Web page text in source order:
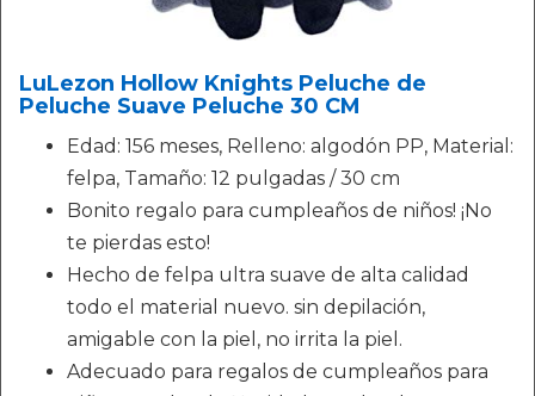
LuLezon Hollow Knights Peluche de
Peluche Suave Peluche 30 CM
Edad: 156 meses, Relleno: algodón PP, Material:
felpa, Tamaño: 12 pulgadas / 30 cm
Bonito regalo para cumpleaños de niños! ¡No
te pierdas esto!
Hecho de felpa ultra suave de alta calidad
todo el material nuevo. sin depilación,
amigable con la piel, no irrita la piel.
Adecuado para regalos de cumpleaños para